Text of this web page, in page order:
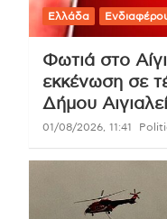
Ελλάδα
Φωτιά στο
εκκένωση σε
Δήμου
01/08/2026, 11:41